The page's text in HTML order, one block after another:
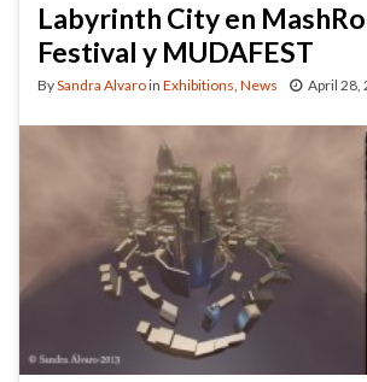
Labyrinth City en
Festival y MUDAFEST
BySandra Alvaroin Exhibitions, News April 28,